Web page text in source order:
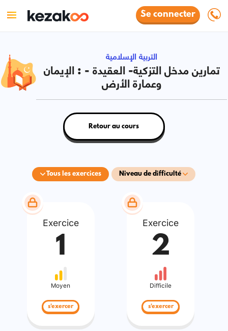
Se connecter
التربية الإسلامية
تمارين مدخل التزكية- العقيدة - : الإيمان
وعمارة الأرض
Tous les exercices Niveau de difficulté
Retour au cours
Exercice
1
Moyen
s'exercer
Exercice
2
Difficile
s'exercer